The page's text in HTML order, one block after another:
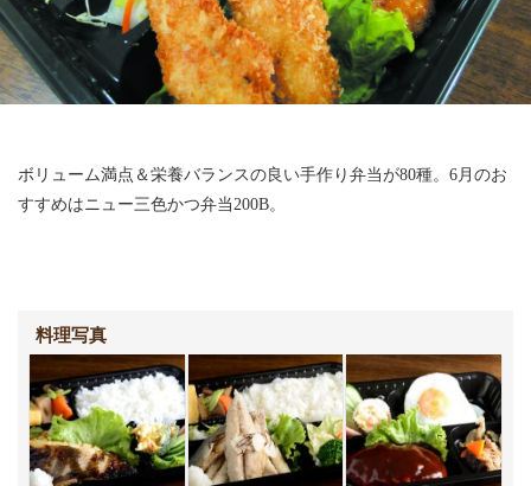
ボリューム満点＆栄養バランスの良い手作り弁当が80種。6月のお
すすめはニュー三色かつ弁当200B。
料理写真